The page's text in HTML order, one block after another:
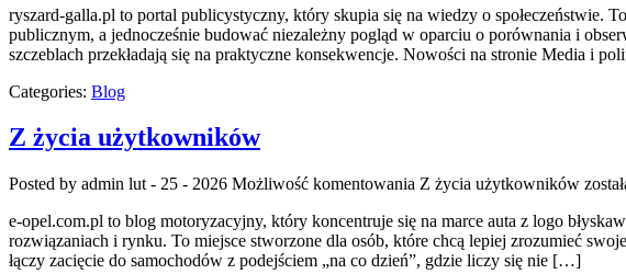
ryszard-galla.pl to portal publicystyczny, który skupia się na wiedzy o społeczeństwie.
publicznym, a jednocześnie budować niezależny pogląd w oparciu o porównania i
szczeblach przekładają się na praktyczne konsekwencje. Nowości na stronie Media i
Categories: Blog
Z życia użytkowników
Posted by admin lut - 25 - 2026 Możliwość komentowania Z życia użytkowników
e-opel.com.pl to blog motoryzacyjny, który koncentruje się na marce auta z logo
rozwiązaniach i rynku. To miejsce stworzone dla osób, które chcą lepiej zrozumieć
łączy zacięcie do samochodów z podejściem „na co dzień”, gdzie liczy się nie […]